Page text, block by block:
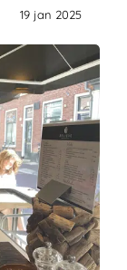
19 jan 2025